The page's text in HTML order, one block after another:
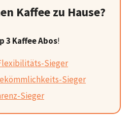
Kaffee zu Hause?
3 Kaffee Abos!
Sieger
Sieger
Sieger